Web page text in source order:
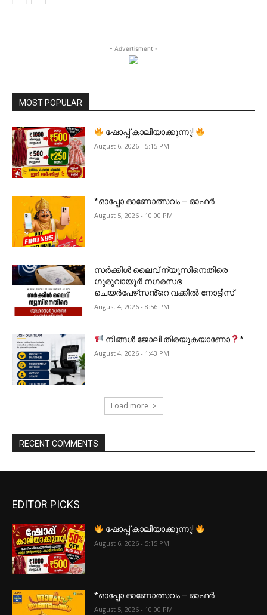
- Advertisment -
MOST POPULAR
ഷോപ്പ് കാലിയാക്കുന്നു!
August 6, 2026 - 5:15 PM
*ഓപ്പോ ഓണോത്സവം – ഓഫർ
August 5, 2026 - 10:00 PM
സർക്കിൾ ലൈവ് ന്യൂസിനെതിരെ
ഗുരുവായൂർ നഗരസഭ
ചെയർപേഴ്‌സൻ്റെ വക്കീൽ നോട്ടീസ്
August 4, 2026 - 8:56 PM
നിങ്ങൾ ജോലി തിരയുകയാണോ *
August 4, 2026 - 1:43 PM
Load more
RECENT COMMENTS
EDITOR PICKS
ഷോപ്പ് കാലിയാക്കുന്നു!
August 6, 2026 - 5:15 PM
*ഓപ്പോ ഓണോത്സവം – ഓഫർ
August 5, 2026 - 10:00 PM